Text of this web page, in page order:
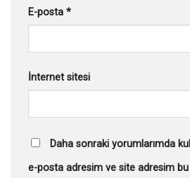
E-posta *
İnternet sitesi
Daha sonraki yorumlarımda
e-posta adresim ve site adresim bu